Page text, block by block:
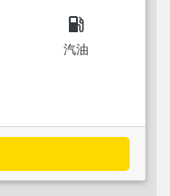
local_gas_station
汽油